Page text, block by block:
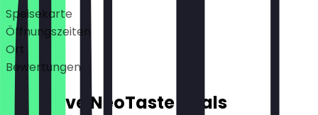
Speisekarte
Öffnungszeiten
Ort
Bewertungen
Exklusive NeoTaste Deals